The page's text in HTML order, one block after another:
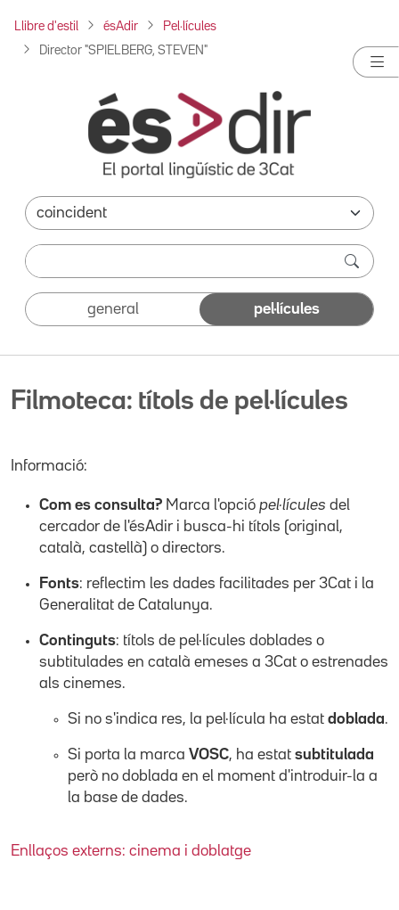
Llibre d'estil ésAdir Pel·lícules
Director "SPIELBERG, STEVEN"
general pel·lícules
Filmoteca: títols de pel·lícules
Informació:
Com es consulta? Marca l'opció pel·lícules del
cercador de l'ésAdir i busca-hi títols (original,
català, castellà) o directors.
Fonts: reflectim les dades facilitades per 3Cat i la
Generalitat de Catalunya.
Continguts: títols de pel·lícules doblades o
subtitulades en català emeses a 3Cat o estrenades
als cinemes.
Si no s'indica res, la pel·lícula ha estat doblada.
Si porta la marca VOSC, ha estat subtitulada
però no doblada en el moment d'introduir-la a
la base de dades.
Enllaços externs: cinema i doblatge